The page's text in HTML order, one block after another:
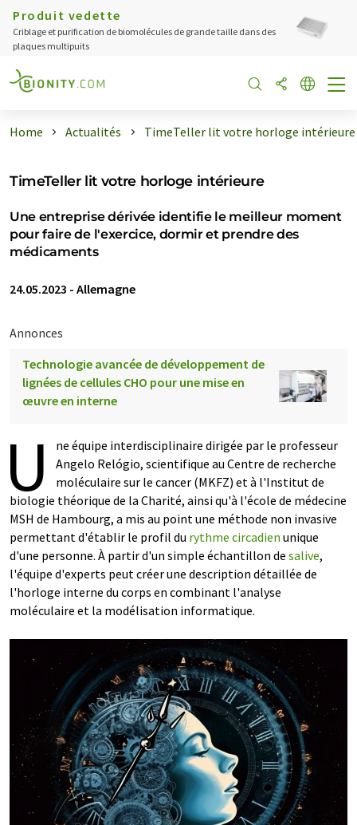
Produit vedette
Criblage et purification de biomolécules de grande taille dans des
plaques multipuits
Home Actualités TimeTeller lit votre horloge intérieure
TimeTeller lit votre horloge intérieure
Une entreprise dérivée identifie le meilleur moment
pour faire de l'exercice, dormir et prendre des
médicaments
24.05.2023 - Allemagne
Annonces
Technologie avancée de développement de
lignées de cellules CHO pour une mise en
œuvre en interne
U
ne équipe interdisciplinaire dirigée par le professeur
Angelo Relógio, scientifique au Centre de recherche
moléculaire sur le cancer (MKFZ) et à l'Institut de
biologie théorique de la Charité, ainsi qu'à l'école de médecine
MSH de Hambourg, a mis au point une méthode non invasive
permettant d'établir le profil du rythme circadien unique
d'une personne. À partir d'un simple échantillon de salive,
l'équipe d'experts peut créer une description détaillée de
l'horloge interne du corps en combinant l'analyse
moléculaire et la modélisation informatique.